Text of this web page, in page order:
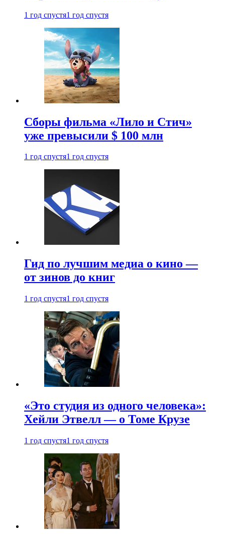
1 год спустя1 год спустя
Сборы фильма «Лило и Стич»
уже превысили $ 100 млн
1 год спустя1 год спустя
Гид по лучшим медиа о кино —
от зинов до книг
1 год спустя1 год спустя
«Это студия из одного человека»:
Хейли Этвелл — о Томе Крузе
1 год спустя1 год спустя